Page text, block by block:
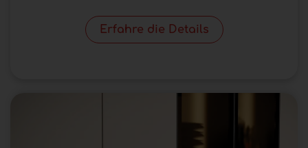
Erfahre die Details